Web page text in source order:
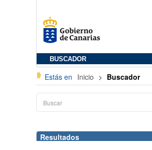
BUSCADOR
Estás en Inicio > Buscador
Resultados